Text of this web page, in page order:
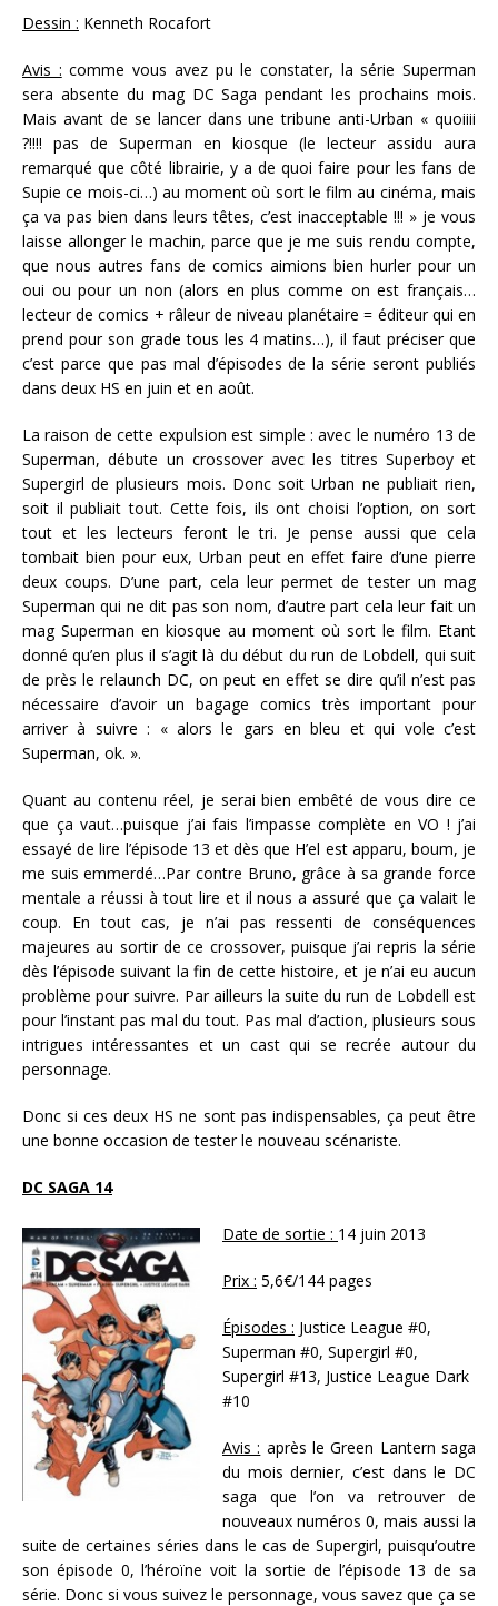
Dessin : Kenneth Rocafort
Avis : comme vous avez pu le constater, la série Superman
sera absente du mag DC Saga pendant les prochains mois.
Mais avant de se lancer dans une tribune anti-Urban « quoiiii
?!!!! pas de Superman en kiosque (le lecteur assidu aura
remarqué que côté librairie, y a de quoi faire pour les fans de
Supie ce mois-ci…) au moment où sort le film au cinéma, mais
ça va pas bien dans leurs têtes, c’est inacceptable !!! » je vous
laisse allonger le machin, parce que je me suis rendu compte,
que nous autres fans de comics aimions bien hurler pour un
oui ou pour un non (alors en plus comme on est français…
lecteur de comics + râleur de niveau planétaire = éditeur qui en
prend pour son grade tous les 4 matins…), il faut préciser que
c’est parce que pas mal d’épisodes de la série seront publiés
dans deux HS en juin et en août.
La raison de cette expulsion est simple : avec le numéro 13 de
Superman, débute un crossover avec les titres Superboy et
Supergirl de plusieurs mois. Donc soit Urban ne publiait rien,
soit il publiait tout. Cette fois, ils ont choisi l’option, on sort
tout et les lecteurs feront le tri. Je pense aussi que cela
tombait bien pour eux, Urban peut en effet faire d’une pierre
deux coups. D’une part, cela leur permet de tester un mag
Superman qui ne dit pas son nom, d’autre part cela leur fait un
mag Superman en kiosque au moment où sort le film. Etant
donné qu’en plus il s’agit là du début du run de Lobdell, qui suit
de près le relaunch DC, on peut en effet se dire qu’il n’est pas
nécessaire d’avoir un bagage comics très important pour
arriver à suivre : « alors le gars en bleu et qui vole c’est
Superman, ok. ».
Quant au contenu réel, je serai bien embêté de vous dire ce
que ça vaut…puisque j’ai fais l’impasse complète en VO ! j’ai
essayé de lire l’épisode 13 et dès que H’el est apparu, boum, je
me suis emmerdé…Par contre Bruno, grâce à sa grande force
mentale a réussi à tout lire et il nous a assuré que ça valait le
coup. En tout cas, je n’ai pas ressenti de conséquences
majeures au sortir de ce crossover, puisque j’ai repris la série
dès l’épisode suivant la fin de cette histoire, et je n’ai eu aucun
problème pour suivre. Par ailleurs la suite du run de Lobdell est
pour l’instant pas mal du tout. Pas mal d’action, plusieurs sous
intrigues intéressantes et un cast qui se recrée autour du
personnage.
Donc si ces deux HS ne sont pas indispensables, ça peut être
une bonne occasion de tester le nouveau scénariste.
DC SAGA 14
Date de sortie : 14 juin 2013
Prix : 5,6€/144 pages
Épisodes : Justice League #0,
Superman #0, Supergirl #0,
Supergirl #13, Justice League Dark
#10
Avis : après le Green Lantern saga
du mois dernier, c’est dans le DC
saga que l’on va retrouver de
nouveaux numéros 0, mais aussi la
suite de certaines séries dans le cas de Supergirl, puisqu’outre
son épisode 0, l’héroïne voit la sortie de l’épisode 13 de sa
série. Donc si vous suivez le personnage, vous savez que ça se